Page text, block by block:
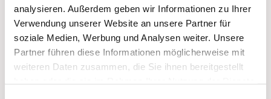
analysieren. Außerdem geben wir Informationen zu Ihrer
Verwendung unserer Website an unsere Partner für
soziale Medien, Werbung und Analysen weiter. Unsere
Partner führen diese Informationen möglicherweise mit
weiteren Daten zusammen, die Sie ihnen bereitgestellt
Dies könnte Sie auch
interessieren